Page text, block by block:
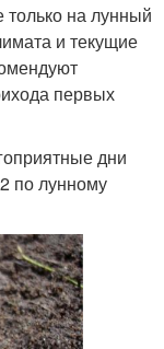
на лунный
и текущие
первых
дни
по лунному